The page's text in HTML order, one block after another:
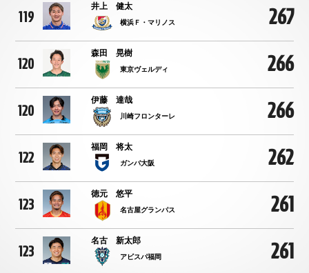
119
井上 健太
横浜Ｆ・マリノス 267
120
森田 晃樹
東京ヴェルディ 266
120
伊藤 達哉
川崎フロンターレ 266
122
福岡 将太
ガンバ大阪 262
123
徳元 悠平
名古屋グランパス 261
123
名古 新太郎
アビスパ福岡 261